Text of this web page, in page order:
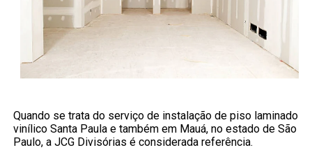
Quando se trata do serviço de instalação de piso laminado
vinílico Santa Paula e também em Mauá, no estado de São
Paulo, a JCG Divisórias é considerada referência.